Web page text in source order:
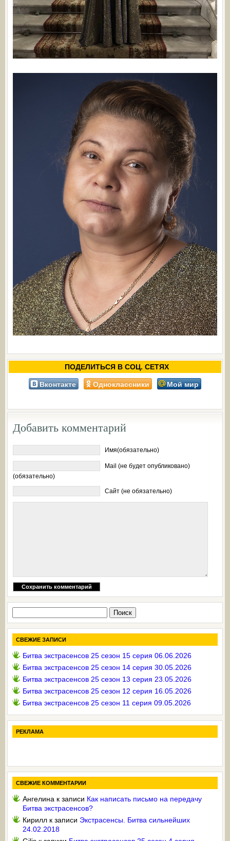
ПОДЕЛИТЬСЯ В СОЦ. СЕТЯХ
Вконтакте Одноклассники Мой мир
Добавить комментарий
Имя(обязательно)
Mail (не будет опубликовано)
(обязательно)
Сайт (не обязательно)
СВЕЖИЕ ЗАПИСИ
Битва экстрасенсов 25 сезон 15 серия 06.06.2026
Битва экстрасенсов 25 сезон 14 серия 30.05.2026
Битва экстрасенсов 25 сезон 13 серия 23.05.2026
Битва экстрасенсов 25 сезон 12 серия 16.05.2026
Битва экстрасенсов 25 сезон 11 серия 09.05.2026
РЕКЛАМА
СВЕЖИЕ КОММЕНТАРИИ
Ангелина к записи Как написать письмо на передачу
Битва экстрасенсов?
Кирилл к записи Экстрасенсы. Битва сильнейших
24.02.2018